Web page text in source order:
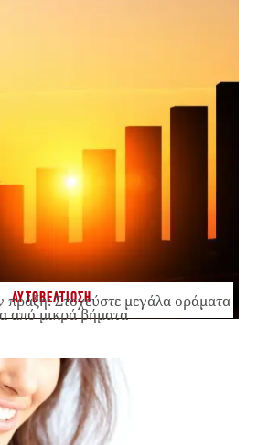
ΑΥΤΟΒΕΛΤΙΩΣΗΣτοχεύστε μεγάλα οράματα
από μικρά βήματα